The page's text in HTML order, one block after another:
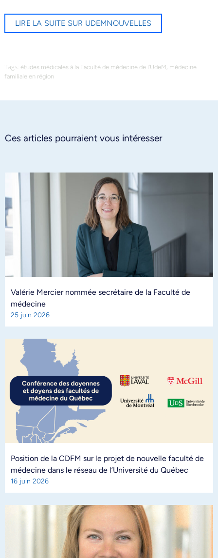
LIRE LA SUITE SUR UDEMNOUVELLES
Tags: études médicales à la Faculté de médecine de l’UdeM, médecine
familiale en région
Ces articles pourraient vous intéresser
Valérie Mercier nommée secrétaire de la Faculté de
médecine
25 juin 2026
Position de la CDFM sur le projet de nouvelle faculté de
médecine dans le réseau de l’Université du Québec
16 juin 2026